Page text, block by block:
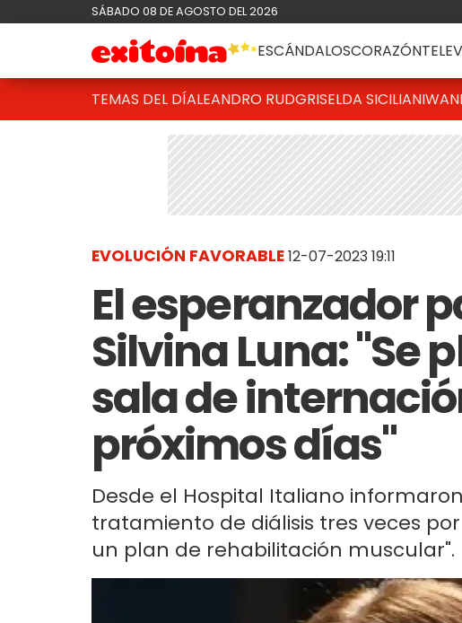
SÁBADO 08 DE AGOSTO DEL 2026
ESCÁNDALOSCORAZÓN
TEMAS DEL DÍALEANDRO RUDGRISELDA SICILIANI
EVOLUCIÓN FAVORABLE12-07-2023 19:11
El esperanzador
Silvina Luna: "Se
sala de
próximos días"
Desde el Hospital Italiano
tratamiento de diálisis tres veces
un plan de rehabilitación muscular".